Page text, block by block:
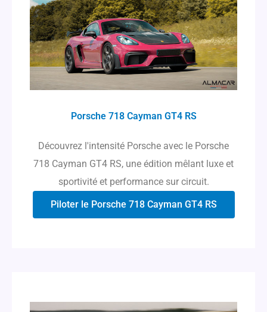
Porsche 718 Cayman GT4 RS
Découvrez l'intensité Porsche avec le Porsche
718 Cayman GT4 RS, une édition mêlant luxe et
sportivité et performance sur circuit.
Piloter le Porsche 718 Cayman GT4 RS